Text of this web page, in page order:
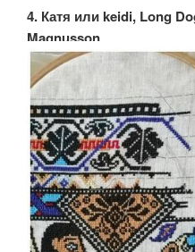
4. Катя или keidi, Long
Magnusson